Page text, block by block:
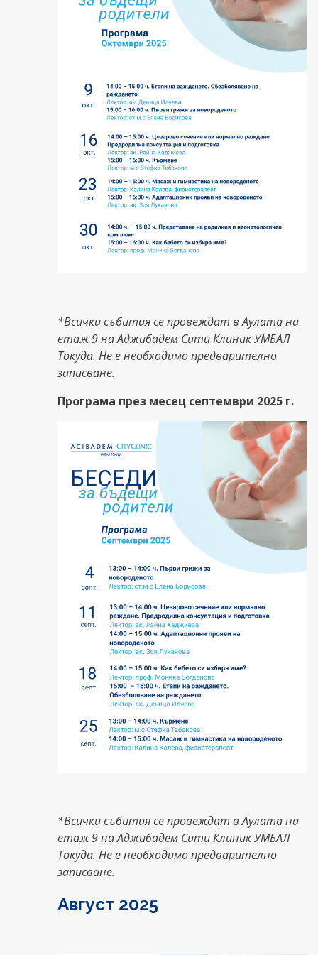
*Всички събития се провеждат в Аулата на
етаж 9 на Аджибадем Сити Клиник УМБАЛ
Токуда. Не е необходимо предварително
записване.
Програма през месец септември 2025 г.
*Всички събития се провеждат в Аулата на
етаж 9 на Аджибадем Сити Клиник УМБАЛ
Токуда. Не е необходимо предварително
записване.
Август 2025